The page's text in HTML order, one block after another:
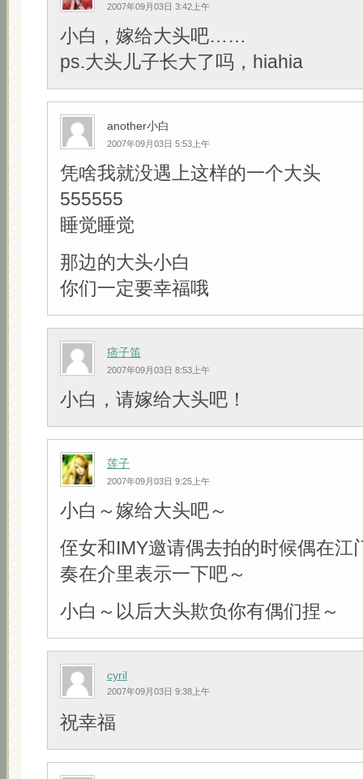
2007年09月03日 3:42上午
小白，嫁给大头吧……
ps.大头儿子长大了吗，hiahia
another小白
2007年09月03日 5:53上午
凭啥我就没遇上这样的一个大头
555555
睡觉睡觉
那边的大头小白
你们一定要幸福哦
痞子笛
2007年09月03日 8:53上午
小白，请嫁给大头吧！
莲子
2007年09月03日 9:25上午
小白～嫁给大头吧～
侄女和IMY邀请偶去拍的时候偶在江
奏在介里表示一下吧～
小白～以后大头欺负你有偶们捏～
cyril
2007年09月03日 9:38上午
祝幸福